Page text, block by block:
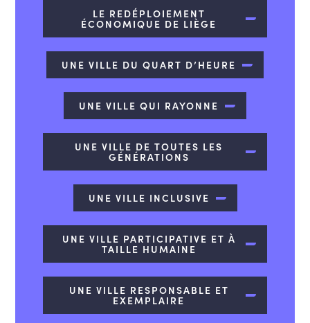
LE REDÉPLOIEMENT
ÉCONOMIQUE DE LIÈGE
UNE VILLE DU QUART D’HEURE
UNE VILLE QUI RAYONNE
UNE VILLE DE TOUTES LES
GÉNÉRATIONS
UNE VILLE INCLUSIVE
UNE VILLE PARTICIPATIVE ET À
TAILLE HUMAINE
UNE VILLE RESPONSABLE ET
EXEMPLAIRE